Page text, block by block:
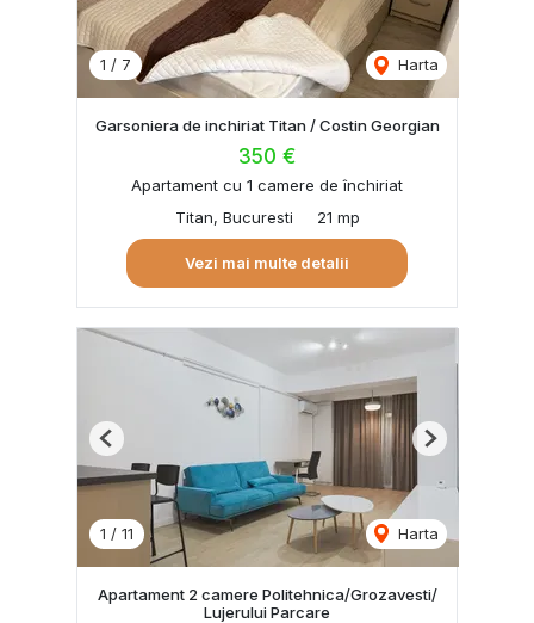
1 / 7 Harta
Garsoniera de inchiriat Titan / Costin Georgian
350 €
Apartament cu 1 camere de închiriat
Titan, Bucuresti
21 mp
Vezi mai multe detalii
1 / 11 Harta
Previous Next
Apartament 2 camere Politehnica/Grozavesti/
Lujerului Parcare